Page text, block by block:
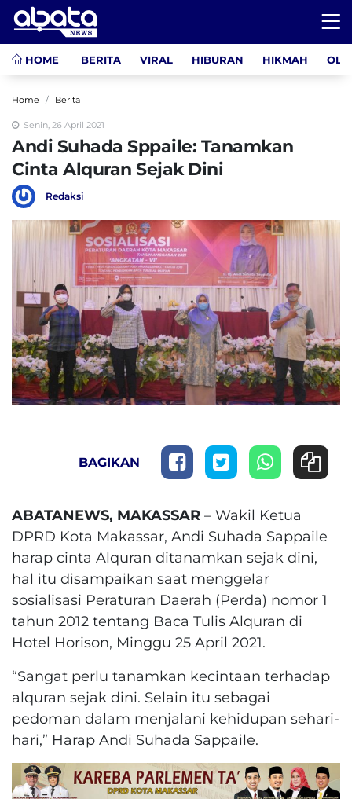
HOME BERITA VIRAL HIBURAN HIKMAH
Home Berita
Senin, 26 April 2021
Andi Suhada Sppaile: Tanamkan
Cinta Alquran Sejak Dini
Redaksi
BAGIKAN
ABATANEWS, MAKASSAR – Wakil Ketua
DPRD Kota Makassar, Andi Suhada Sappaile
harap cinta Alquran ditanamkan sejak dini,
hal itu disampaikan saat menggelar
sosialisasi Peraturan Daerah (Perda) nomor 1
tahun 2012 tentang Baca Tulis Alquran di
Hotel Horison, Minggu 25 April 2021.
“Sangat perlu tanamkan kecintaan terhadap
alquran sejak dini. Selain itu sebagai
pedoman dalam menjalani kehidupan sehari-
hari,” Harap Andi Suhada Sappaile.